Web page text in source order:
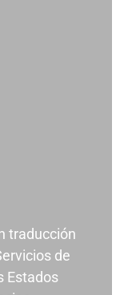
traducción
de
Estados